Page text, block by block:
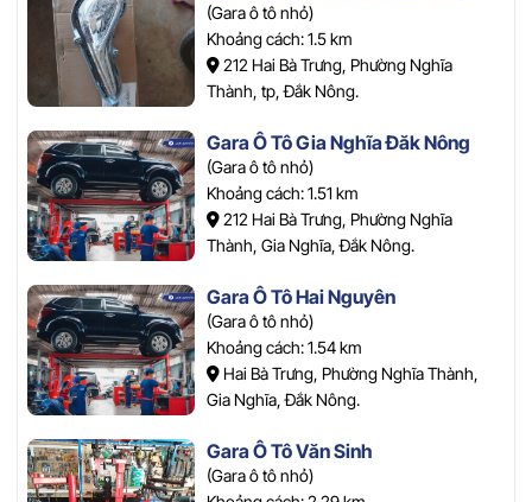
(Gara ô tô nhỏ)
Khoảng cách: 1.5 km
212 Hai Bà Trưng, Phường Nghĩa
Thành, tp, Đắk Nông.
Gara Ô Tô Gia Nghĩa Đăk Nông
(Gara ô tô nhỏ)
Khoảng cách: 1.51 km
212 Hai Bà Trưng, Phường Nghĩa
Thành, Gia Nghĩa, Đắk Nông.
Gara Ô Tô Hai Nguyên
(Gara ô tô nhỏ)
Khoảng cách: 1.54 km
Hai Bà Trưng, Phường Nghĩa Thành,
Gia Nghĩa, Đắk Nông.
Gara Ô Tô Văn Sinh
(Gara ô tô nhỏ)